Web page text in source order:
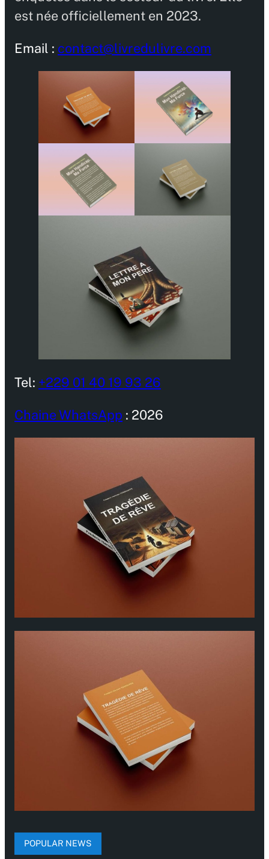
est née officiellement en 2023.
Email : contact@livredulivre.com
Tel: +229 01 40 19 93 26
Chaine WhatsApp : 2026
POPULAR NEWS